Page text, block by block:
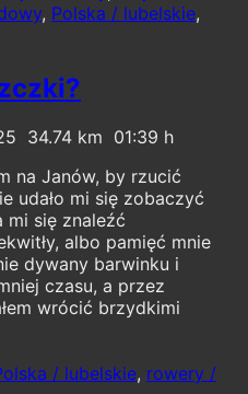
, Polska / lubelskie,
34.74
01:39
na Janów, by rzucić
udało mi się zobaczyć
mi się znaleźć
albo pamięć mnie
dywany barwinku i
czasu, a przez
wrócić brzydkimi
/ lubelskie, rowery /